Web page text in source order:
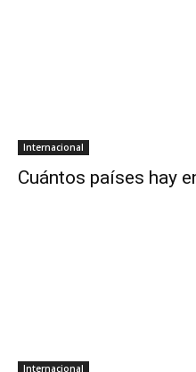
Internacional
Cuántos países hay
Internacional